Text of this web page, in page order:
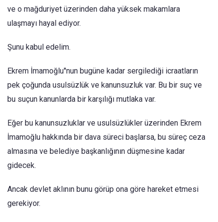
ve o mağduriyet üzerinden daha yüksek makamlara
ulaşmayı hayal ediyor.
Şunu kabul edelim.
Ekrem İmamoğlu''nun bugüne kadar sergilediği icraatların
pek çoğunda usulsüzlük ve kanunsuzluk var. Bu bir suç ve
bu suçun kanunlarda bir karşılığı mutlaka var.
Eğer bu kanunsuzluklar ve usulsüzlükler üzerinden Ekrem
İmamoğlu hakkında bir dava süreci başlarsa, bu süreç ceza
almasına ve belediye başkanlığının düşmesine kadar
gidecek.
Ancak devlet aklının bunu görüp ona göre hareket etmesi
gerekiyor.